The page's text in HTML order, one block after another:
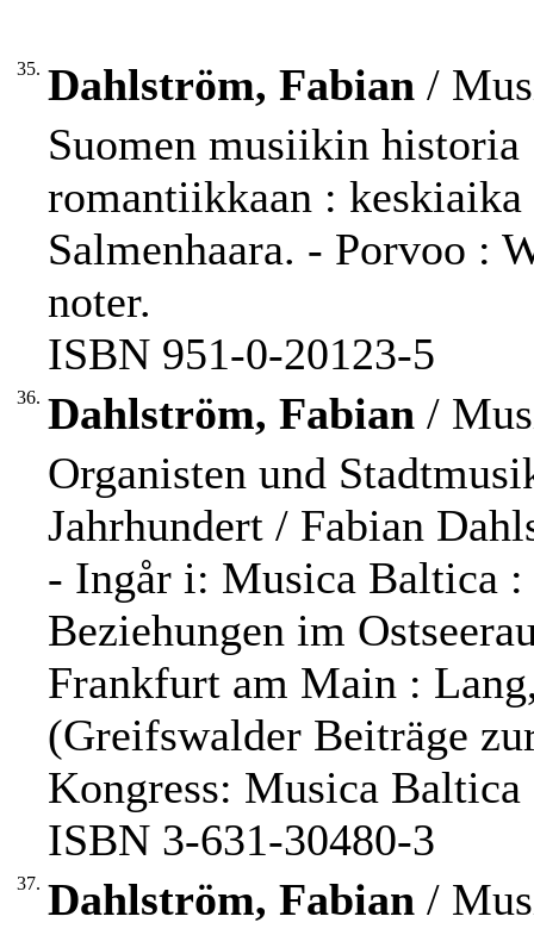
35. Dahlström, Fabian /
Suomen musiikin
romantiikkaan :
Salmenhaara. - Porvoo :
noter.
ISBN 951-0-20123-5
36. Dahlström, Fabian /
Organisten und
Jahrhundert / Fabian
- Ingår i: Musica Baltica
Beziehungen im
Frankfurt am Main :
(Greifswalder Beiträge
Kongress: Musica
ISBN 3-631-30480-3
37. Dahlström, Fabian /